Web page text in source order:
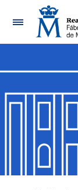
Mostrar/
Mostrar/
Mostrar/